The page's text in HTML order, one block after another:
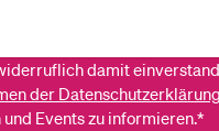
damit
der Datenschutzerklärung
Events zu informieren.*